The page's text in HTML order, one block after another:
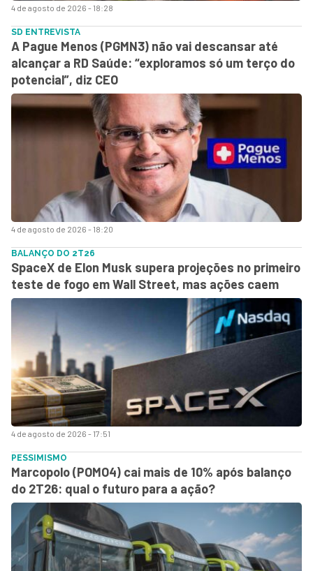
4 de agosto de 2026 - 18:28
4 de agosto de 2026 - 18:20
SD ENTREVISTA
A Pague Menos (PGMN3) não vai descansar até
alcançar a RD Saúde: “exploramos só um terço do
potencial”, diz CEO
4 de agosto de 2026 - 17:51
BALANÇO DO 2T26
SpaceX de Elon Musk supera projeções no primeiro
teste de fogo em Wall Street, mas ações caem
PESSIMISMO
Marcopolo (POMO4) cai mais de 10% após balanço
do 2T26: qual o futuro para a ação?